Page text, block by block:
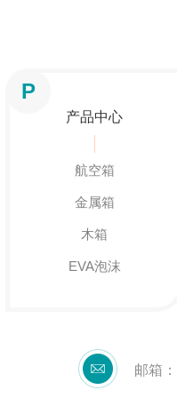
P
产品中心
航空箱
金属箱
木箱
EVA泡沫
邮箱：